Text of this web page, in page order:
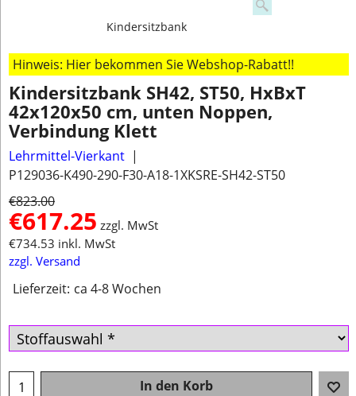
Kindersitzbank
Hinweis: Hier bekommen Sie Webshop-Rabatt!!
Kindersitzbank SH42, ST50, HxBxT
42x120x50 cm, unten Noppen,
Verbindung Klett
Lehrmittel-Vierkant
P129036-K490-290-F30-A18-1XKSRE-SH42-ST50
€823.00
€617.25 zzgl. MwSt
€734.53 inkl. MwSt
zzgl. Versand
Lieferzeit: ca 4-8 Wochen
In den Korb